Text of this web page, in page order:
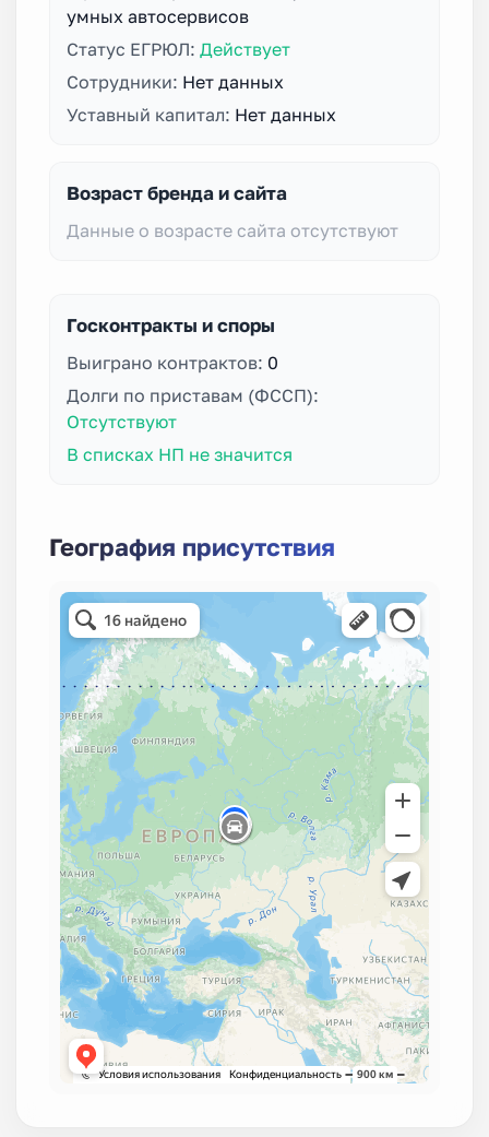
умных автосервисов
Статус ЕГРЮЛ: Действует
Сотрудники: Нет данных
Уставный капитал: Нет данных
Возраст бренда и сайта
Данные о возрасте сайта отсутствуют
Госконтракты и споры
Выиграно контрактов: 0
Долги по приставам (ФССП):
Отсутствуют
В списках НП не значится
География присутствия